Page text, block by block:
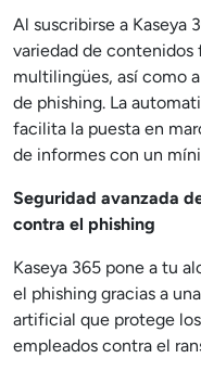
Al suscribirse a Kaseya
variedad de
multilingües, así como
de phishing. La
facilita la puesta en
de informes con un
Seguridad avanzada
contra el phishing
Kaseya 365 pone a tu
el phishing gracias a
artificial que protege
empleados contra el